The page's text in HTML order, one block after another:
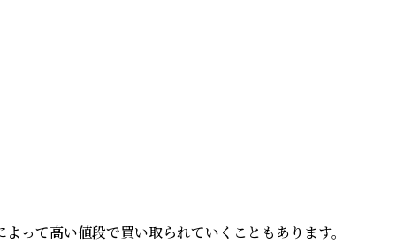
って高い値段で買い取られていくこともあります。